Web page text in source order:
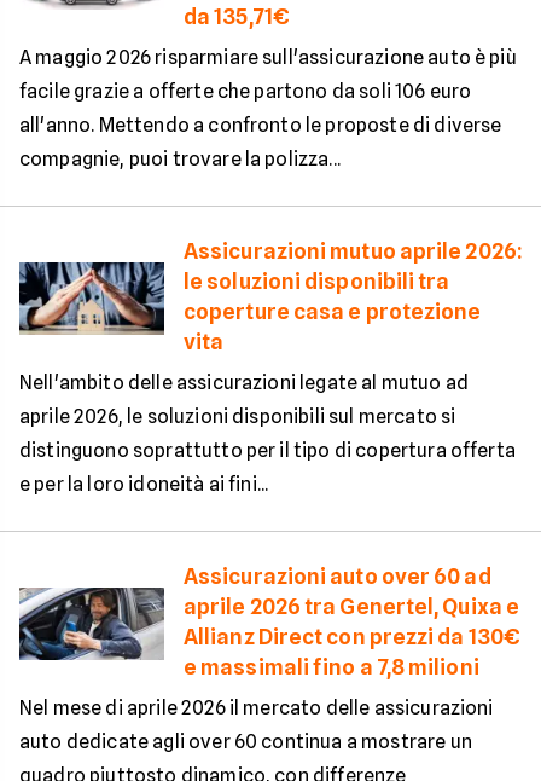
da 135,71€
A maggio 2026 risparmiare sull'assicurazione auto è più
facile grazie a offerte che partono da soli 106 euro
all'anno. Mettendo a confronto le proposte di diverse
compagnie, puoi trovare la polizza...
Assicurazioni mutuo aprile 2026:
le soluzioni disponibili tra
coperture casa e protezione
vita
Nell'ambito delle assicurazioni legate al mutuo ad
aprile 2026, le soluzioni disponibili sul mercato si
distinguono soprattutto per il tipo di copertura offerta
e per la loro idoneità ai fini...
Assicurazioni auto over 60 ad
aprile 2026 tra Genertel, Quixa e
Allianz Direct con prezzi da 130€
e massimali fino a 7,8 milioni
Nel mese di aprile 2026 il mercato delle assicurazioni
auto dedicate agli over 60 continua a mostrare un
quadro piuttosto dinamico, con differenze